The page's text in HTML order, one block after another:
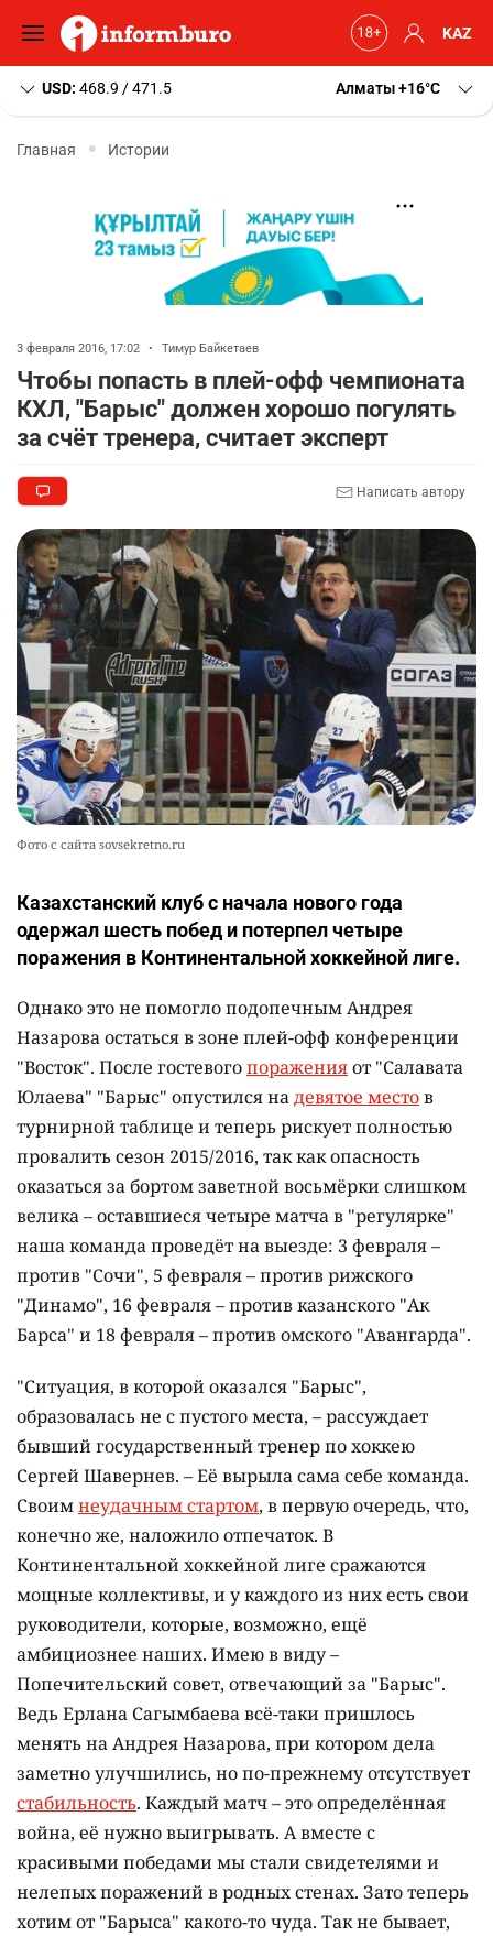
KAZ
USD: 468.9 / 471.5 Алматы+16 C
Главная Истории
3 февраля 2016, 17:02 • Тимур Байкетаев
Чтобы попасть в плей-офф чемпионата
КХЛ, "Барыс" должен хорошо погулять
за счёт тренера, считает эксперт
Написать автору
Фото с сайта sovsekretno.ru
Казахстанский клуб с начала нового года
одержал шесть побед и потерпел четыре
поражения в Континентальной хоккейной лиге.
Однако это не помогло подопечным Андрея
Назарова остаться в зоне плей-офф конференции
"Восток". После гостевогопораженияот "Салавата
Юлаева" "Барыс" опустился надевятое местов
турнирной таблице и теперь рискует полностью
провалить сезон 2015/2016, так как опасность
оказаться за бортом заветной восьмёрки слишком
велика – оставшиеся четыре матча в "регулярке"
наша команда проведёт на выезде: 3 февраля –
против "Сочи", 5 февраля – против рижского
"Динамо", 16 февраля – против казанского "Ак
Барса" и 18 февраля – против омского "Авангарда".
"Ситуация, в которой оказался "Барыс",
образовалась не с пустого места, – рассуждает
бывший государственный тренер по хоккею
Сергей Шавернев. – Её вырыла сама себе команда.
Своимнеудачным стартом, в первую очередь, что,
конечно же, наложило отпечаток. В
Континентальной хоккейной лиге сражаются
мощные коллективы, и у каждого из них есть свои
руководители, которые, возможно, ещё
амбициознее наших. Имею в виду –
Попечительский совет, отвечающий за "Барыс".
Ведь Ерлана Сагымбаева всё-таки пришлось
менять на Андрея Назарова, при котором дела
заметно улучшились, но по-прежнему отсутствует
стабильность. Каждый матч – это определённая
война, её нужно выигрывать. А вместе с
красивыми победами мы стали свидетелями и
нелепых поражений в родных стенах. Зато теперь
хотим от "Барыса" какого-то чуда. Так не бывает,